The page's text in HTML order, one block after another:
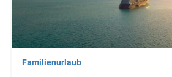
Familienurlaub